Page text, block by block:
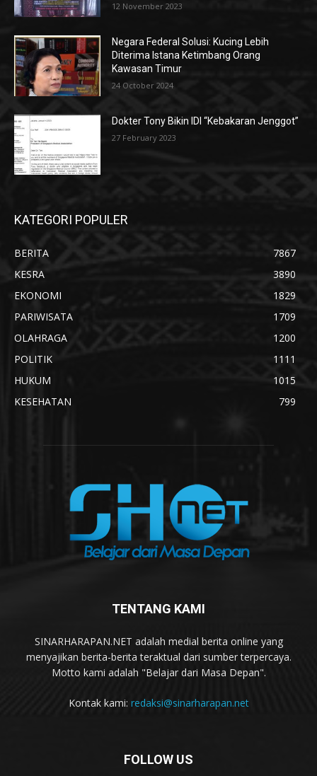
12 November 2023
Negara Federal Solusi: Kucing Lebih
Diterima Istana Ketimbang Orang
Kawasan Timur
24 October 2024
Dokter Tony Bikin IDI “Kebakaran Jenggot”
27 February 2023
KATEGORI POPULER
BERITA
7867
KESRA
3890
EKONOMI
1829
PARIWISATA
1709
OLAHRAGA
1200
POLITIK
1111
HUKUM
1015
KESEHATAN
799
TENTANG KAMI
SINARHARAPAN.NET adalah medial berita online yang
menyajikan berita-berita teraktual dari sumber terpercaya.
Motto kami adalah "Belajar dari Masa Depan".
Kontak kami: redaksi@sinarharapan.net
FOLLOW US